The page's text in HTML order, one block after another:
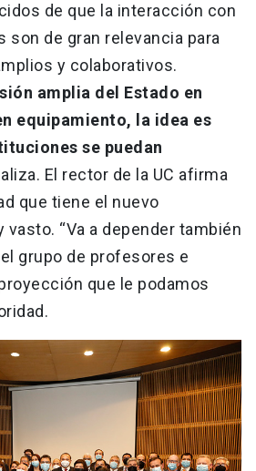
de que la interacción con
de gran relevancia para
y colaborativos.
amplia del Estado en
equipamiento, la idea es
se puedan
El rector de la UC afirma
que tiene el nuevo
vasto. “Va a depender también
grupo de profesores e
que le podamos